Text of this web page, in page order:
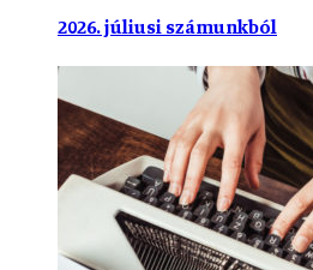
2026. júliusi számunkból